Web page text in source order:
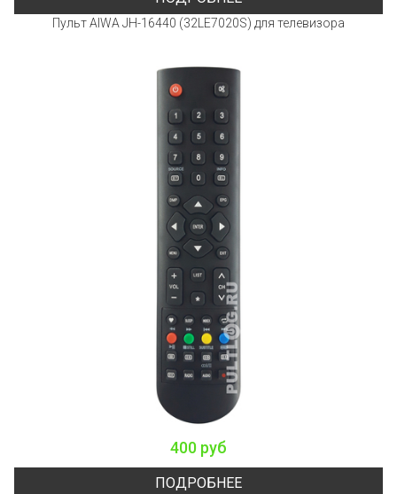
Пульт AIWA JH-16440 (32LE7020S) для телевизора
400 руб
ПОДРОБНЕЕ